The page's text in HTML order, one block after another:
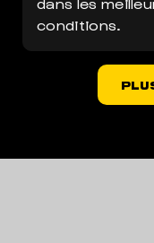
conditions.